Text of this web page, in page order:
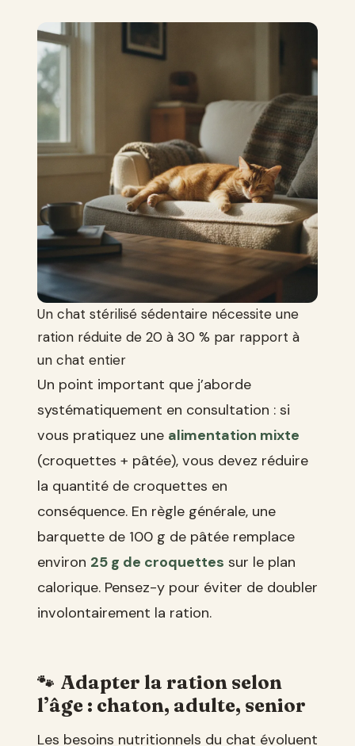
Un chat stérilisé sédentaire nécessite une
ration réduite de 20 à 30 % par rapport à
un chat entier
Un point important que j’aborde
systématiquement en consultation : si
vous pratiquez une alimentation mixte
(croquettes + pâtée), vous devez réduire
la quantité de croquettes en
conséquence. En règle générale, une
barquette de 100 g de pâtée remplace
environ 25 g de croquettes sur le plan
calorique. Pensez-y pour éviter de doubler
involontairement la ration.
Adapter la ration selon
l’âge : chaton, adulte, senior
Les besoins nutritionnels du chat évoluent